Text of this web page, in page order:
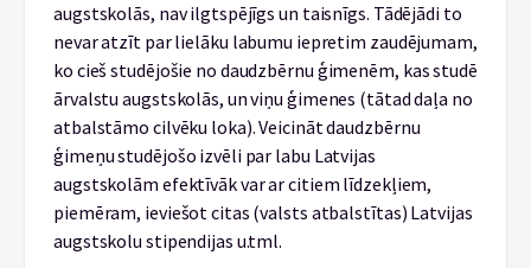
augstskolās, nav ilgtspējīgs un taisnīgs. Tādējādi to
nevar atzīt par lielāku labumu iepretim zaudējumam,
ko cieš studējošie no daudzbērnu ģimenēm, kas studē
ārvalstu augstskolās, un viņu ģimenes (tātad daļa no
atbalstāmo cilvēku loka). Veicināt daudzbērnu
ģimeņu studējošo izvēli par labu Latvijas
augstskolām efektīvāk var ar citiem līdzekļiem,
piemēram, ieviešot citas (valsts atbalstītas) Latvijas
augstskolu stipendijas u.tml.